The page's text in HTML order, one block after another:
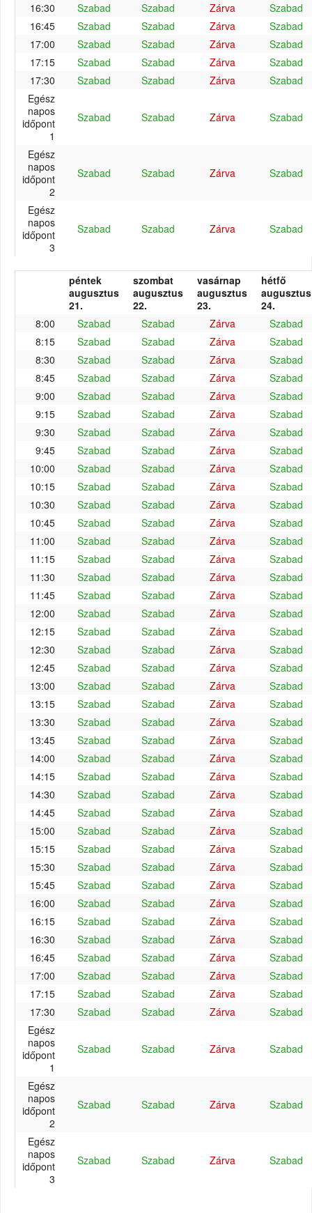
16:30 Szabad Szabad Zárva
Szabad
16:45
Szabad Szabad Zárva
Szabad
17:00
Szabad Szabad Zárva
Szabad
17:15
Szabad Szabad Zárva
Szabad
17:30
Szabad Szabad Zárva
Szabad
Egész
napos
időpont
1
Szabad Szabad Zárva Szabad
Egész
napos
időpont
2
Szabad Szabad Zárva Szabad
Egész
napos
időpont
3
Szabad Szabad Zárva Szabad
péntek
augusztus
21.
szombat
augusztus
22.
vasárnap
augusztus
23.
hétfő
augusztus
24.
8:00
Szabad Szabad Zárva
Szabad
8:15
Szabad Szabad Zárva
Szabad
8:30
Szabad Szabad Zárva
Szabad
8:45
Szabad Szabad Zárva
Szabad
9:00
Szabad Szabad Zárva
Szabad
9:15
Szabad Szabad Zárva
Szabad
9:30
Szabad Szabad Zárva
Szabad
9:45
Szabad Szabad Zárva
Szabad
10:00
Szabad Szabad Zárva
Szabad
10:15
Szabad Szabad Zárva
Szabad
10:30
Szabad Szabad Zárva
Szabad
10:45
Szabad Szabad Zárva
Szabad
11:00
Szabad Szabad Zárva
Szabad
11:15
Szabad Szabad Zárva
Szabad
11:30
Szabad Szabad Zárva
Szabad
11:45
Szabad Szabad Zárva
Szabad
12:00
Szabad Szabad Zárva
Szabad
12:15
Szabad Szabad Zárva
Szabad
12:30
Szabad Szabad Zárva
Szabad
12:45
Szabad Szabad Zárva
Szabad
13:00
Szabad Szabad Zárva
Szabad
13:15
Szabad Szabad Zárva
Szabad
13:30
Szabad Szabad Zárva
Szabad
13:45
Szabad Szabad Zárva
Szabad
14:00
Szabad Szabad Zárva
Szabad
14:15
Szabad Szabad Zárva
Szabad
14:30
Szabad Szabad Zárva
Szabad
14:45
Szabad Szabad Zárva
Szabad
15:00
Szabad Szabad Zárva
Szabad
15:15
Szabad Szabad Zárva
Szabad
15:30
Szabad Szabad Zárva
Szabad
15:45
Szabad Szabad Zárva
Szabad
16:00
Szabad Szabad Zárva
Szabad
16:15
Szabad Szabad Zárva
Szabad
16:30
Szabad Szabad Zárva
Szabad
16:45
Szabad Szabad Zárva
Szabad
17:00
Szabad Szabad Zárva
Szabad
17:15
Szabad Szabad Zárva
Szabad
17:30
Szabad Szabad Zárva
Szabad
Egész
napos
időpont
1
Szabad Szabad Zárva Szabad
Egész
napos
időpont
2
Szabad Szabad Zárva Szabad
Egész
napos
időpont
3
Szabad Szabad Zárva Szabad